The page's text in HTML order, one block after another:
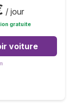
/ jour
gratuite
voiture